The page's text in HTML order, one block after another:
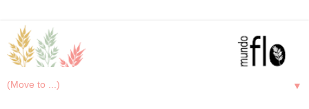
▼